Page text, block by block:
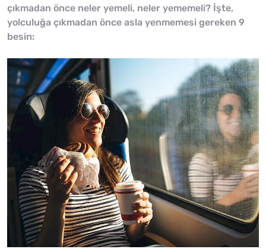
çıkmadan önce neler yemeli, neler yememeli? İşte,
yolculuğa çıkmadan önce asla yenmemesi gereken 9
besin: